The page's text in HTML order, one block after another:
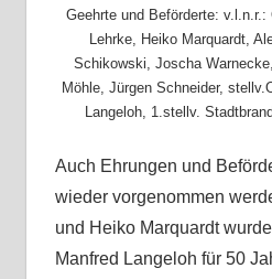
Geehrte und Beförderte:
Lehrke, Heiko Marquardt,
Schikowski, Joscha
Möhle, Jürgen Schneider,
Langeloh, 1.stellv.
Auch Ehrungen und
wieder vorgenommen
und Heiko Marquardt
Manfred Langeloh für 50